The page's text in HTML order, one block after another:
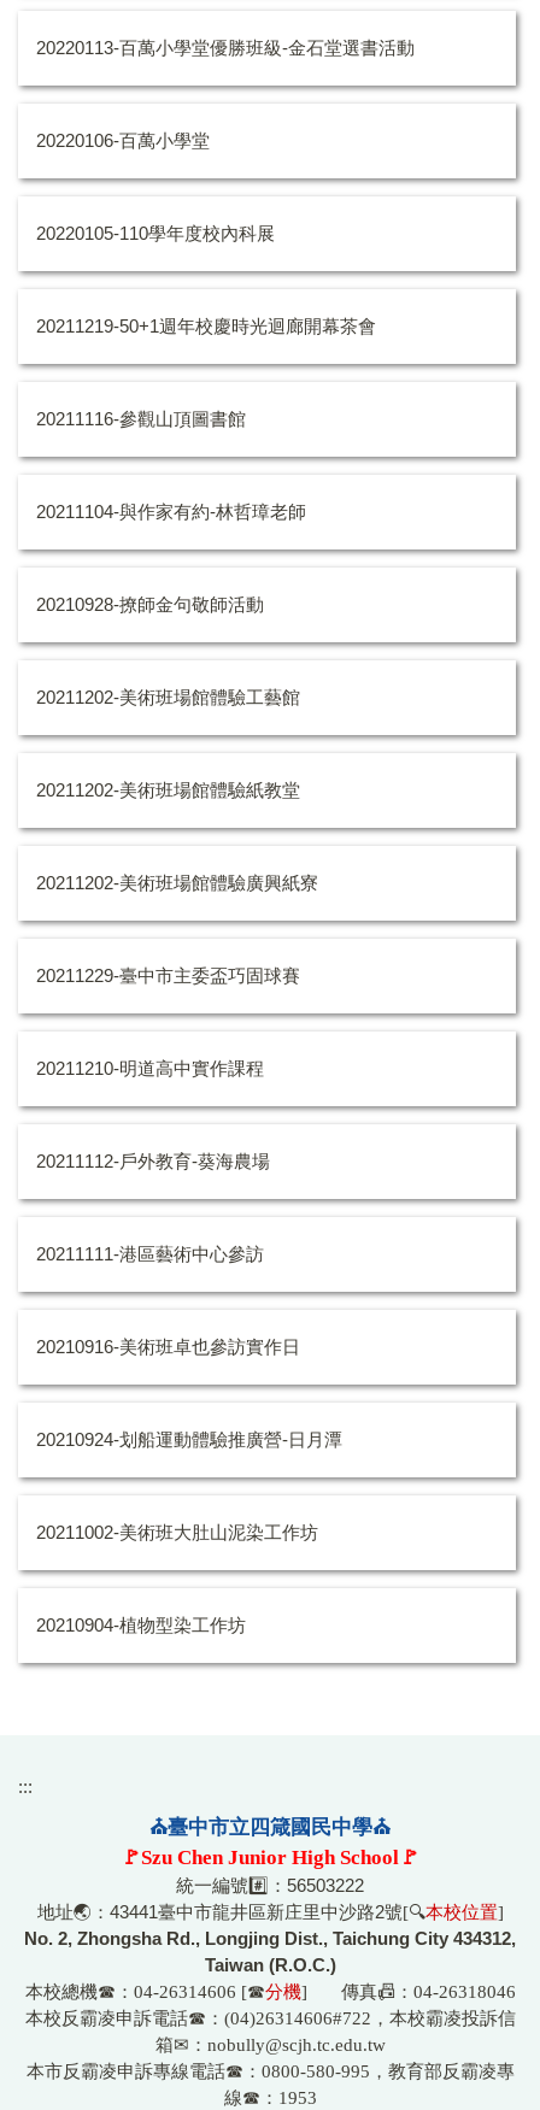
20220113-百萬小學堂優勝班級-金石堂選書活動
20220106-百萬小學堂
20220105-110學年度校內科展
20211219-50+1週年校慶時光迴廊開幕茶會
20211116-參觀山頂圖書館
20211104-與作家有約-林哲璋老師
20210928-撩師金句敬師活動
20211202-美術班場館體驗工藝館
20211202-美術班場館體驗紙教堂
20211202-美術班場館體驗廣興紙寮
20211229-臺中市主委盃巧固球賽
20211210-明道高中實作課程
20211112-戶外教育-葵海農場
20211111-港區藝術中心參訪
20210916-美術班卓也參訪實作日
20210924-划船運動體驗推廣營-日月潭
20211002-美術班大肚山泥染工作坊
20210904-植物型染工作坊
:::
⛪臺中市立四箴國民中學⛪
🚩Szu Chen Junior High School🚩
統一編號#️⃣：56503222
地址🌏：43441臺中市龍井區新庄里中沙路2號[🔍本校位置]
No. 2, Zhongsha Rd., Longjing Dist., Taichung City 434312,
Taiwan (R.O.C.)
本校總機☎ ：04-26314606 [☎分機] 傳真📠：04-26318046
本校反霸凌申訴電話☎ ：(04)26314606#722，本校霸凌投訴信
箱✉ ：nobully@scjh.tc.edu.tw
本市反霸凌申訴專線電話☎ ：0800-580-995，教育部反霸凌專
線☎ ：1953